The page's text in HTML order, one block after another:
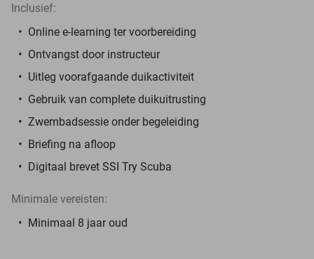
Inclusief:
Online e-learning ter voorbereiding
Ontvangst door instructeur
Uitleg voorafgaande duikactiviteit
Gebruik van complete duikuitrusting
Zwembadsessie onder begeleiding
Briefing na afloop
Digitaal brevet SSI Try Scuba
Minimale vereisten:
Minimaal 8 jaar oud